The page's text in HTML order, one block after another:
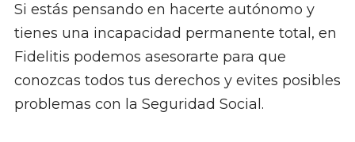
Si estás pensando en hacerte autónomo y
tienes una incapacidad permanente total, en
Fidelitis podemos asesorarte para que
conozcas todos tus derechos y evites posibles
problemas con la Seguridad Social.